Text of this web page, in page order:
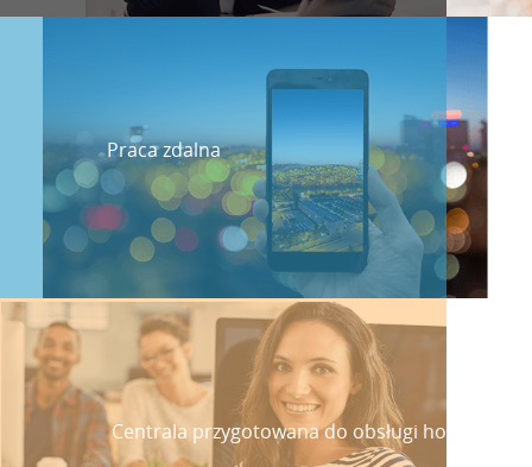
Praca zdalna
Centrala przygotowana do obsługi hoteli